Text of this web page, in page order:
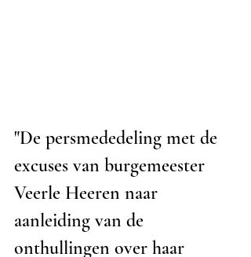
"De persmededeling met de
excuses van burgemeester
Veerle Heeren naar
aanleiding van de
onthullingen over haar